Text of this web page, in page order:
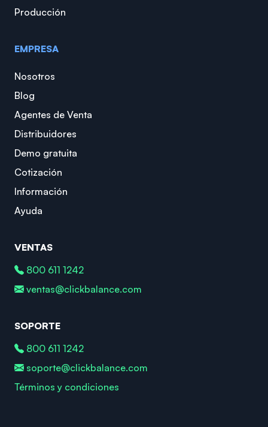
Producción
EMPRESA
Nosotros
Blog
Agentes de Venta
Distribuidores
Demo gratuita
Cotización
Información
Ayuda
VENTAS
800 611 1242
ventas@clickbalance.com
SOPORTE
800 611 1242
soporte@clickbalance.com
Términos y condiciones